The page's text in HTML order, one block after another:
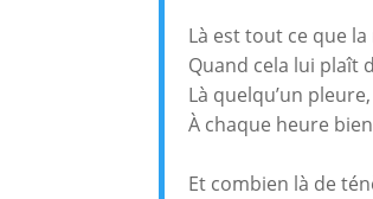
Là est tout ce que
Quand cela lui plaît
Là quelqu’un
À chaque heure
Et combien là de